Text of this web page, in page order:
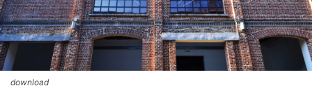
download